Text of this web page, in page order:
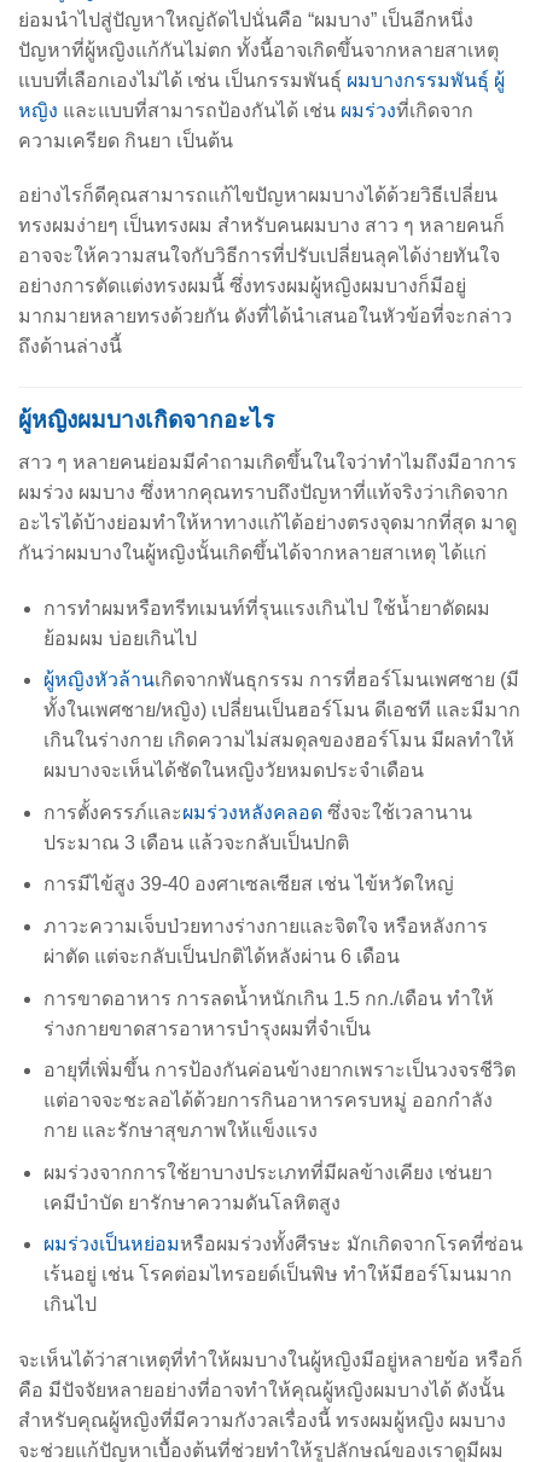
ย่อมนำไปสู่ปัญหาใหญ่ถัดไปนั่นคือ “ผมบาง” เป็นอีกหนึ่ง
ปัญหาที่ผู้หญิงแก้กันไม่ตก ทั้งนี้อาจเกิดขึ้นจากหลายสาเหตุ
แบบที่เลือกเองไม่ได้ เช่น เป็นกรรมพันธุ์ ผมบางกรรมพันธุ์ ผู้
หญิง และแบบที่สามารถป้องกันได้ เช่น ผมร่วงที่เกิดจาก
ความเครียด กินยา เป็นต้น
อย่างไรก็ดีคุณสามารถแก้ไขปัญหาผมบางได้ด้วยวิธีเปลี่ยน
ทรงผมง่ายๆ เป็นทรงผม สำหรับคนผมบาง สาว ๆ หลายคนก็
อาจจะให้ความสนใจกับวิธีการที่ปรับเปลี่ยนลุคได้ง่ายทันใจ
อย่างการตัดแต่งทรงผมนี้ ซึ่งทรงผมผู้หญิงผมบางก็มีอยู่
มากมายหลายทรงด้วยกัน ดังที่ได้นำเสนอในหัวข้อที่จะกล่าว
ถึงด้านล่างนี้
ผู้หญิงผมบางเกิดจากอะไร
สาว ๆ หลายคนย่อมมีคำถามเกิดขึ้นในใจว่าทำไมถึงมีอาการ
ผมร่วง ผมบาง ซึ่งหากคุณทราบถึงปัญหาที่แท้จริงว่าเกิดจาก
อะไรได้บ้างย่อมทำให้หาทางแก้ได้อย่างตรงจุดมากที่สุด มาดู
กันว่าผมบางในผู้หญิงนั้นเกิดขึ้นได้จากหลายสาเหตุ ได้แก่
การทำผมหรือทรีทเมนท์ที่รุนแรงเกินไป ใช้น้ำยาดัดผม
ย้อมผม บ่อยเกินไป
ผู้หญิงหัวล้านเกิดจากพันธุกรรม การที่ฮอร์โมนเพศชาย (มี
ทั้งในเพศชาย/หญิง) เปลี่ยนเป็นฮอร์โมน ดีเอชที และมีมาก
เกินในร่างกาย เกิดความไม่สมดุลของฮอร์โมน มีผลทำให้
ผมบางจะเห็นได้ชัดในหญิงวัยหมดประจำเดือน
การตั้งครรภ์และผมร่วงหลังคลอดซึ่งจะใช้เวลานาน
ประมาณ 3 เดือน แล้วจะกลับเป็นปกติ
การมีไข้สูง 39-40 องศาเซลเซียส เช่น ไข้หวัดใหญ่
ภาวะความเจ็บป่วยทางร่างกายและจิตใจ หรือหลังการ
ผ่าตัด แต่จะกลับเป็นปกติได้หลังผ่าน 6 เดือน
การขาดอาหาร การลดน้ำหนักเกิน 1.5 กก./เดือน ทำให้
ร่างกายขาดสารอาหารบำรุงผมที่จำเป็น
อายุที่เพิ่มขึ้น การป้องกันค่อนข้างยากเพราะเป็นวงจรชีวิต
แต่อาจจะชะลอได้ด้วยการกินอาหารครบหมู่ ออกกำลัง
กาย และรักษาสุขภาพให้แข็งแรง
ผมร่วงจากการใช้ยาบางประเภทที่มีผลข้างเคียง เช่นยา
เคมีบำบัด ยารักษาความดันโลหิตสูง
ผมร่วงเป็นหย่อมหรือผมร่วงทั้งศีรษะ มักเกิดจากโรคที่ซ่อน
เร้นอยู่ เช่น โรคต่อมไทรอยด์เป็นพิษ ทำให้มีฮอร์โมนมาก
เกินไป
จะเห็นได้ว่าสาเหตุที่ทำให้ผมบางในผู้หญิงมีอยู่หลายข้อ หรือก็
คือ มีปัจจัยหลายอย่างที่อาจทำให้คุณผู้หญิงผมบางได้ ดังนั้น
สำหรับคุณผู้หญิงที่มีความกังวลเรื่องนี้ ทรงผมผู้หญิง ผมบาง
จะช่วยแก้ปัญหาเบื้องต้นที่ช่วยทำให้รูปลักษณ์ของเราดูมีผม